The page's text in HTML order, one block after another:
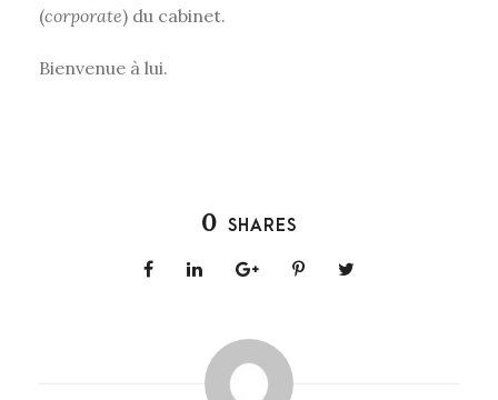
(corporate) du cabinet.
Bienvenue à lui.
0 SHARES